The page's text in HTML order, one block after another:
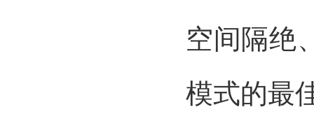
空间隔绝
模式的最